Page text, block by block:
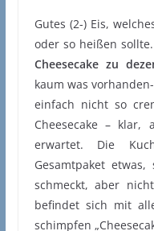
Gutes (2-) Eis,
oder so heißen
Cheesecake zu
kaum was
einfach nicht so
Cheesecake –
erwartet. Die
Gesamtpaket
schmeckt, aber
befindet sich mit
schimpfen